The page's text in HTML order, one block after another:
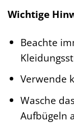
Wichtige
Beachte
Verwende
Wasche
Aufbügeln